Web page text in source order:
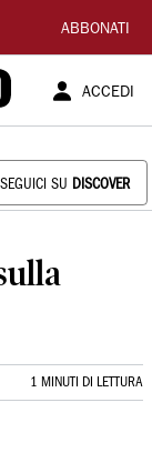
ABBONATI
ACCEDI
SEGUICI SU DISCOVER
1 MINUTI DI LETTURA